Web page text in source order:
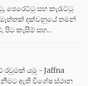
පෙරෙට්ටු සහ කැරැට්ටු
දක්වනුයේ තමන්
පිට කැසීම් සහ...
රවුමක් යමු - Jaffna
ඇති විශේෂ ස්ථාන